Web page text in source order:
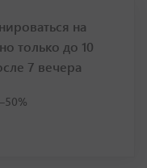
на
только до 10
7 вечера